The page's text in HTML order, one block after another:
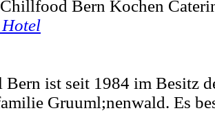
Bern Kochen
Hotel
Bern ist seit 1984 im Besitz
Gruuml;nenwald. Es